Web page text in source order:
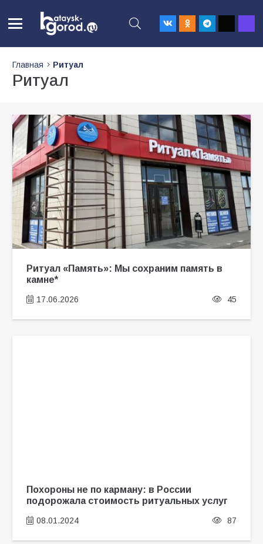
Главная Ритуал
Ритуал
Ритуал «Память»: Мы сохраним память в
камне*
17.06.2026 45
Похороны не по карману: в России
подорожала стоимость ритуальных услуг
08.01.2024 87